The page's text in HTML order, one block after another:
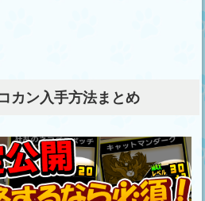
カン入手方法まとめ